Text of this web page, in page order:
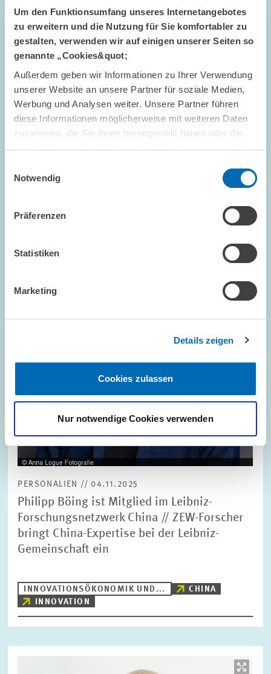
Um den Funktionsumfang unseres Internetangebotes
zu erweitern und die Nutzung für Sie komfortabler zu
gestalten, verwenden wir auf einigen unserer Seiten so
genannte „Cookies&quot;
Außerdem geben wir Informationen zu Ihrer Verwendung
unserer Website an unsere Partner für soziale Medien,
Werbung und Analysen weiter. Unsere Partner führen
diese Informationen möglicherweise mit weiteren Daten
zusammen, die Sie ihnen bereitgestellt haben oder die
sie im Rahmen Ihrer Nutzung der Dienste gesammelt
Notwendig
Präferenzen
Statistiken
Marketing
Details zeigen
Cookies zulassen
Nur notwendige Cookies verwenden
ZEW LUNCH DEBATE IN BRÜSSEL // 14.11.2025
„Zukunftsquote“ als Indikator für einen
zukunftsorientierten Finanzhaushalt // Lunch
Debate in Brüssel zum Mehrjährigen
Finanzrahmen (MFR) der EU
E...
HAUSHALTSÖKONOMIK
in
PERSONALIEN // 04.11.2025
Philipp Böing ist Mitglied im Leibniz-
Forschungsnetzwerk China // ZEW-Forscher
bringt China-Expertise bei der Leibniz-
Gemeinschaft ein
INNOVATIONSÖKONOMIK UND...
CHINA
INNOVATION